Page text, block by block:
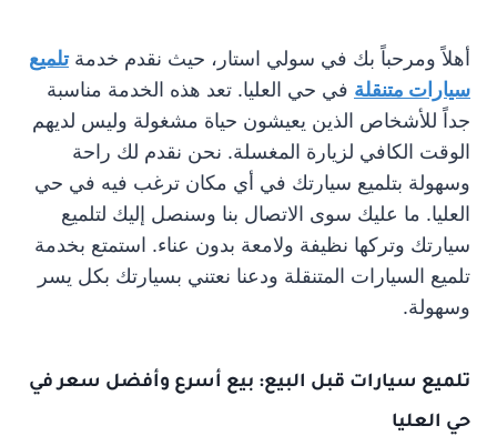
أهلاً ومرحباً بك في سولي استار، حيث نقدم خدمةتلميع
سيارات متنقلة في حي العليا. تعد هذه الخدمة مناسبة
جداً للأشخاص الذين يعيشون حياة مشغولة وليس لديهم
الوقت الكافي لزيارة المغسلة. نحن نقدم لك راحة
وسهولة بتلميع سيارتك في أي مكان ترغب فيه في حي
العليا. ما عليك سوى الاتصال بنا وسنصل إليك لتلميع
سيارتك وتركها نظيفة ولامعة بدون عناء. استمتع بخدمة
تلميع السيارات المتنقلة ودعنا نعتني بسيارتك بكل يسر
وسهولة.
تلميع سيارات قبل البيع: بيع أسرع وأفضل سعر في
حي العليا